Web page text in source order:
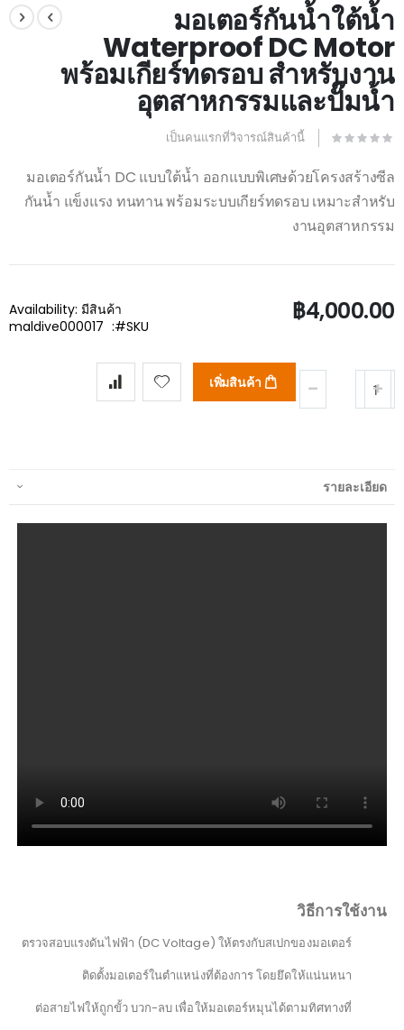
to
the
beginning
of
the
images
gallery
มอเตอร์กันน้ำใต้น้ำ
Waterproof DC Motor
พร้อมเกียร์ทดรอบ สำหรับงาน
อุตสาหกรรมและปั๊มน้ำ
เป็นคนแรกที่วิจารณ์สินค้านี้
มอเตอร์กันน้ำ DC แบบใต้น้ำ ออกแบบพิเศษด้วยโครงสร้างซีล
กันน้ำ แข็งแรง ทนทาน พร้อมระบบเกียร์ทดรอบ เหมาะสำหรับ
งานอุตสาหกรรม
฿4,000.00
Availability: มีสินค้า
SKU
maldive000017
เพิ่มสินค้า
รายละเอียด
วิธีการใช้งาน
ตรวจสอบแรงดันไฟฟ้า (DC Voltage) ให้ตรงกับสเปกของมอเตอร์
ติดตั้งมอเตอร์ในตำแหน่งที่ต้องการ โดยยึดให้แน่นหนา
ต่อสายไฟให้ถูกขั้ว บวก-ลบ เพื่อให้มอเตอร์หมุนได้ตามทิศทางที่